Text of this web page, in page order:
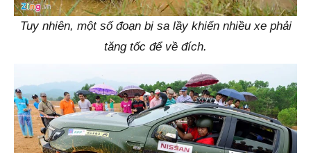
Tuy nhiên, một số đoạn bị sa lầy khiến nhiều xe phải
tăng tốc để về đích.